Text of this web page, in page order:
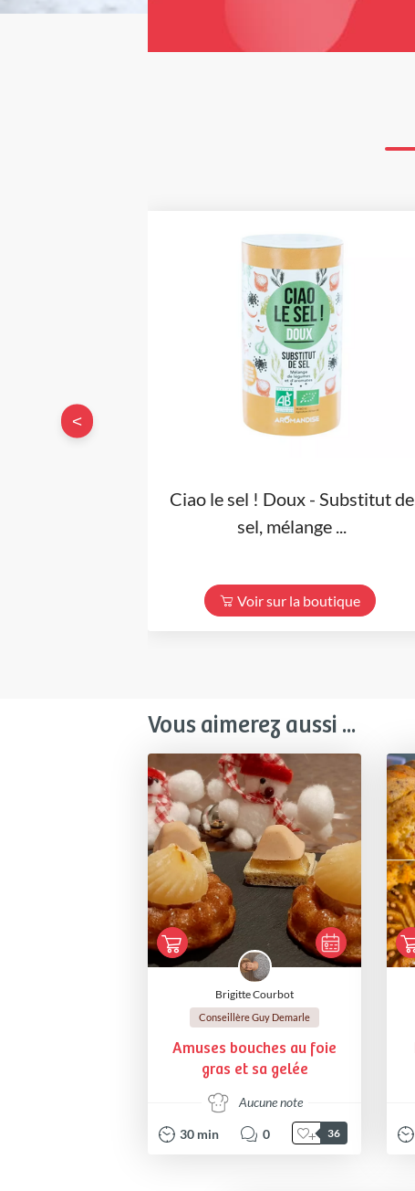
Ciao le sel ! Doux - Substitut de
sel, mélange ...
Voir sur la boutique
<
Vous aimerez aussi ...
Brigitte Courbot
Conseillère Guy Demarle
Amuses bouches au foie
gras et sa gelée
Aucune note
30 min 0 36